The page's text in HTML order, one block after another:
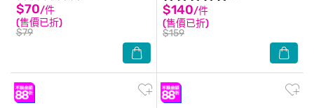
$70/件
(售價已折)
$79
$140/件
(售價已折)
$159